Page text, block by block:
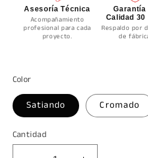
Asesoría Técnica
Acompañamiento
profesional para cada
proyecto.
Garantía
Calidad 30
Respaldo por
de
Color
Satiando Cromado
Cantidad
Cantidad